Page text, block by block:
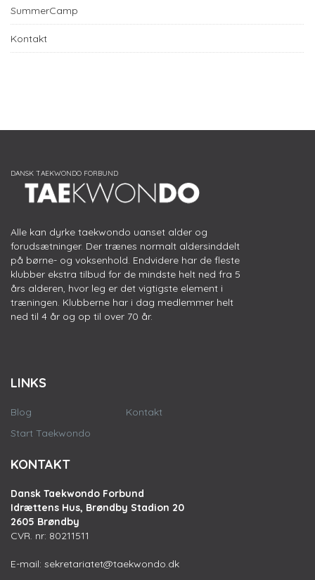
SummerCamp
Kontakt
Alle kan dyrke taekwondo uanset alder og
forudsætninger. Der trænes normalt aldersinddelt
på børne- og voksenhold. Endvidere har de fleste
klubber ekstra tilbud for de mindste helt ned fra 5
års alderen, hvor leg er det vigtigste element i
træningen. Klubberne har i dag medlemmer helt
ned til 4 år og op til over 70 år.
LINKS
Blog
Start Taekwondo
Kontakt
KONTAKT
Dansk Taekwondo Forbund
Idrættens Hus, Brøndby Stadion 20
2605 Brøndby
CVR. nr: 80211511
E-mail: sekretariatet@taekwondo.dk